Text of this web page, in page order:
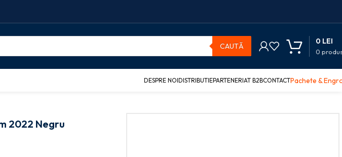
CAUTĂ
0
0 LEI
DESPRE NOIDISTRIBUTIEPARTENERIAT B2BCONTACTPachete &
2022 Negru